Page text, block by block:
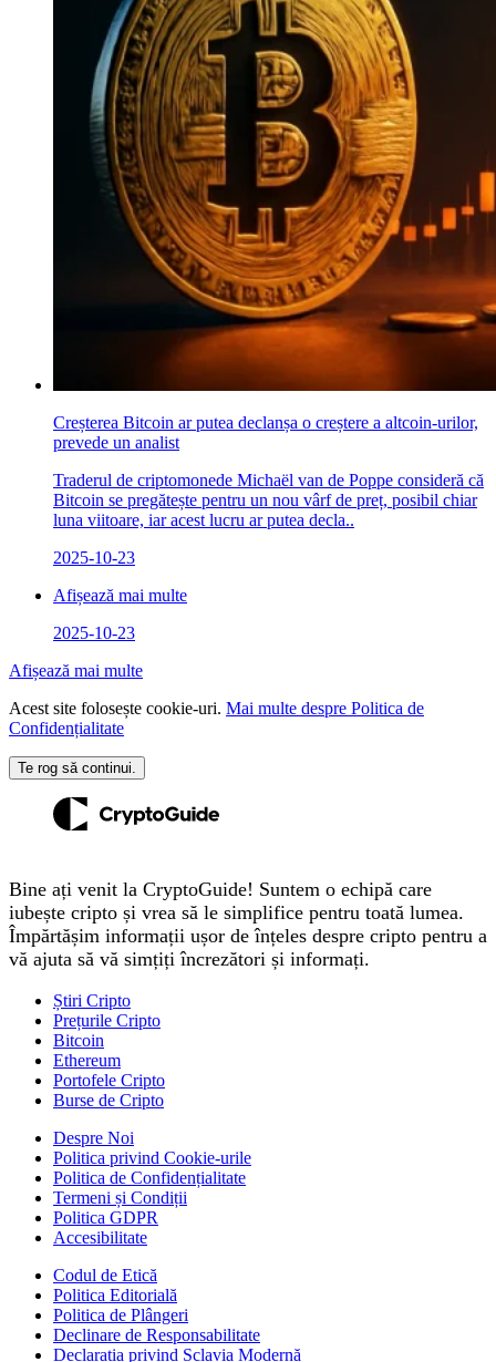
Creșterea Bitcoin ar putea declanșa o creștere a altcoin-urilor,
prevede un analist
Traderul de criptomonede Michaël van de Poppe consideră că
Bitcoin se pregătește pentru un nou vârf de preț, posibil chiar
luna viitoare, iar acest lucru ar putea decla..
2025-10-23
Afișează mai multe
2025-10-23
Afișează mai multe
Acest site folosește cookie-uri. Mai multe despre Politica de
Confidențialitate
Te rog să continui.
Bine ați venit la CryptoGuide! Suntem o echipă care
iubește cripto și vrea să le simplifice pentru toată lumea.
Împărtășim informații ușor de înțeles despre cripto pentru a
vă ajuta să vă simțiți încrezători și informați.
Știri Cripto
Prețurile Cripto
Bitcoin
Ethereum
Portofele Cripto
Burse de Cripto
Despre Noi
Politica privind Cookie-urile
Politica de Confidențialitate
Termeni și Condiții
Politica GDPR
Accesibilitate
Codul de Etică
Politica Editorială
Politica de Plângeri
Declinare de Responsabilitate
Declarația privind Sclavia Modernă